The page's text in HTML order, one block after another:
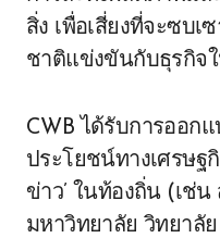
สิ่ง เพื่อเสี่ยงที่จะซบเ
ชาติแข่งขันกับธุรกิจใ
CWB ได้รับการออก
ประโยชน์ทางเศรษฐ
ข่าว’ ในท้องถิ่น (เช่
มหาวิทยาลัย วิทยาลั